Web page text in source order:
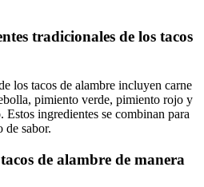
tradicionales de los tacos
los tacos de alambre incluyen carne
pimiento verde, pimiento rojo y
Estos ingredientes se combinan para
de sabor.
de alambre de manera